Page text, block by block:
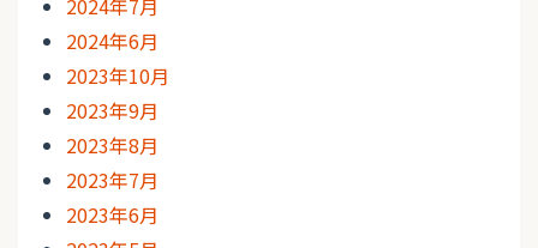
2024年6月
2023年10月
2023年9月
2023年8月
2023年7月
2023年6月